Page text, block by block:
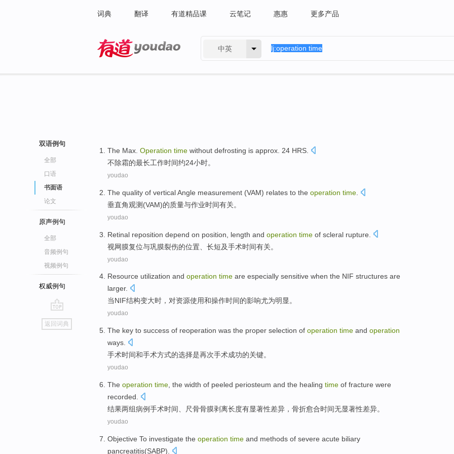
词典 翻译 有道精品课 云笔记 惠惠 更多产品
中英
双语例句
全部
口语
书面语
论文
原声例句
全部
音频例句
视频例句
权威例句
go
top
返回词典
The Max. Operation time without defrosting is approx 24 HRS
不除霜的最长工作时间约24小时。
youdao
The quality of vertical Angle measurement (VAM) relates to the operation time
垂直角观测 (VAM)的质量与作业时间有关。
youdao
Retinal reposition depend on position length and operation time of scleral rupture.
视网膜复位与巩膜裂伤的位置 长短及手术时间有关。
youdao
Resource utilization and operation time are especially sensitive when the NIF structures are
larger.
当NIF结构变大时，对资源使用和操作时间的影响尤为明显。
youdao
The key to success of reoperation was the proper selection of operation time and operation
ways
手术时间和手术方式的选择是再次手术成功的关键。
youdao
The operation time , the width of peeled periosteum and the healing time of fracture were
recorded.
结果两组病例手术时间 、尺骨骨膜剥离长度有显著性差异，骨折愈合时间无显著性差异。
youdao
Objective To investigate the operation time and methods of severe acute biliary
pancreatitis(SABP).